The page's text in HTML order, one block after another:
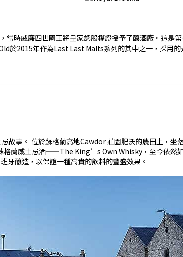
時威廉四世國王將皇家認股權證授予了釀酒廠。這是
於2015年作為Last Last Malts系列的其中之一，採用
故事。 位於蘇格蘭高地Cawdor 莊園肥沃的農田上
格蘭威士忌酒——The King’s Own Whisky，至今依然
牙釀造，以保證一種高貴的飲料的豐盛效果。